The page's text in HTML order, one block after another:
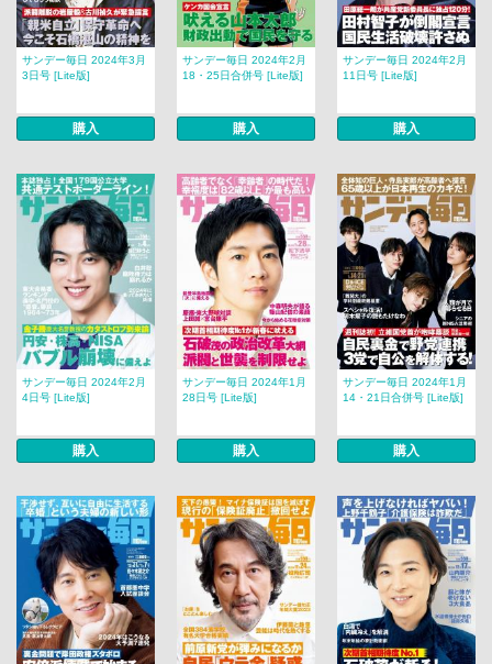
サンデー毎日 2024年3月
3日号 [Lite版]
購入
サンデー毎日 2024年2月
18・25日合併号 [Lite版]
購入
サンデー毎日 2024年2月
11日号 [Lite版]
購入
サンデー毎日 2024年2月
4日号 [Lite版]
購入
サンデー毎日 2024年1月
28日号 [Lite版]
購入
サンデー毎日 2024年1月
14・21日合併号 [Lite版]
購入